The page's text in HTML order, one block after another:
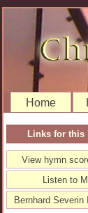
Home
Links for this
View hymn
Listen to
Bernhard Severin